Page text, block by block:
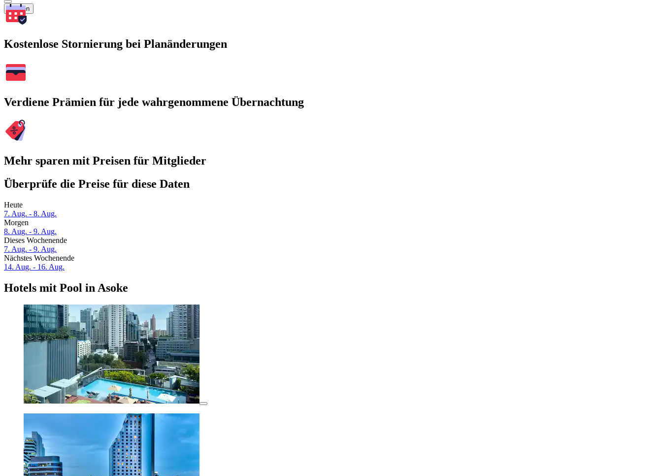
Suchen
Kostenlose Stornierung bei Planänderungen
Verdiene Prämien für jede wahrgenommene Übernachtung
Mehr sparen mit Preisen für Mitglieder
Überprüfe die Preise für diese Daten
Heute
7. Aug. - 8. Aug.
Morgen
8. Aug. - 9. Aug.
Dieses Wochenende
7. Aug. - 9. Aug.
Nächstes Wochenende
14. Aug. - 16. Aug.
Hotels mit Pool in Asoke